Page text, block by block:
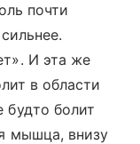
почти
И эта же
в области
болит
мышца, внизу